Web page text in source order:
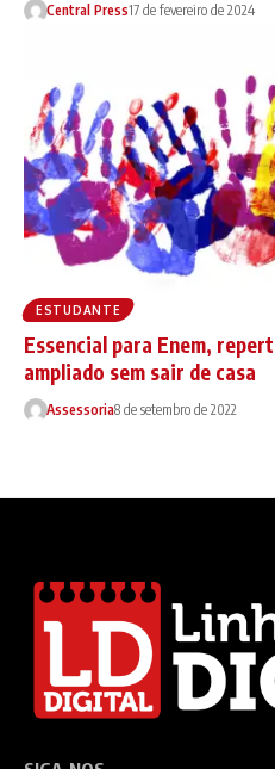
Central Press17 de fevereiro de 2024
ESTUDANTE
Essencial para Enem,
ampliado sem sair de casa
Assessoria8 de setembro de 2022